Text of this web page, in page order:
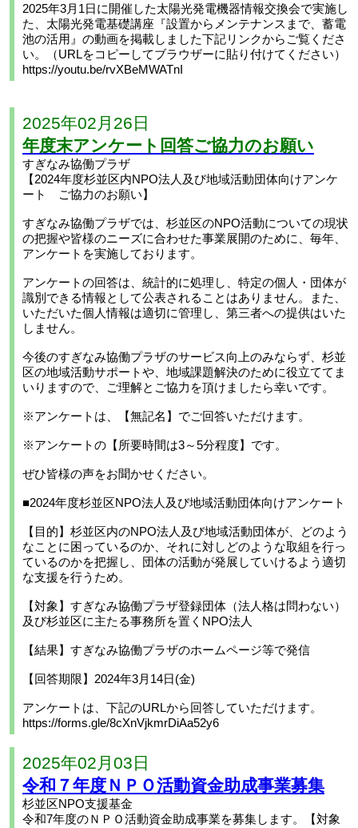
2025年3月1日に開催した太陽光発電機器情報交換会で実施し
た、太陽光発電基礎講座『設置からメンテナンスまで、蓄電
池の活用』の動画を掲載しました下記リンクからご覧くださ
い。（URLをコピーしてブラウザーに貼り付けてください）
https://youtu.be/rvXBeMWATnI
2025年02月26日
年度末アンケート回答ご協力のお願い
すぎなみ協働プラザ
【2024年度杉並区内NPO法人及び地域活動団体向けアンケ
ート ご協力のお願い】
すぎなみ協働プラザでは、杉並区のNPO活動についての現状
の把握や皆様のニーズに合わせた事業展開のために、毎年、
アンケートを実施しております。
アンケートの回答は、統計的に処理し、特定の個人・団体が
識別できる情報として公表されることはありません。また、
いただいた個人情報は適切に管理し、第三者への提供はいた
しません。
今後のすぎなみ協働プラザのサービス向上のみならず、杉並
区の地域活動サポートや、地域課題解決のために役立ててま
いりますので、ご理解とご協力を頂けましたら幸いです。
※アンケートは、【無記名】でご回答いただけます。
※アンケートの【所要時間は3～5分程度】です。
ぜひ皆様の声をお聞かせください。
■2024年度杉並区NPO法人及び地域活動団体向けアンケート
【目的】杉並区内のNPO法人及び地域活動団体が、どのよう
なことに困っているのか、それに対しどのような取組を行っ
ているのかを把握し、団体の活動が発展していけるよう適切
な支援を行うため。
【対象】すぎなみ協働プラザ登録団体（法人格は問わない）
及び杉並区に主たる事務所を置くNPO法人
【結果】すぎなみ協働プラザのホームページ等で発信
【回答期限】2024年3月14日(金)
アンケートは、下記のURLから回答していただけます。
https://forms.gle/8cXnVjkmrDiAa52y6
2025年02月03日
令和７年度ＮＰＯ活動資金助成事業募集
杉並区NPO支援基金
令和7年度のＮＰＯ活動資金助成事業を募集します。【対象